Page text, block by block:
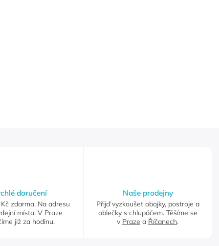
doručení
zdarma. Na adresu
místa. V Praze
již za hodinu.
Naše prodejny
Přijď vyzkoušet obojky, postroje a
oblečky s chlupáčem. Těšíme se
v Praze a Říčanech.